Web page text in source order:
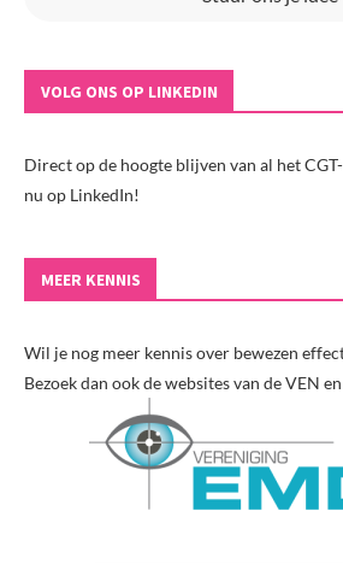
VOLG ONS OP LINKEDIN
Direct op de hoogte blijven van al het
nu op LinkedIn!
MEER KENNIS
Wil je nog meer kennis over bewezen
Bezoek dan ook de websites van de VEN